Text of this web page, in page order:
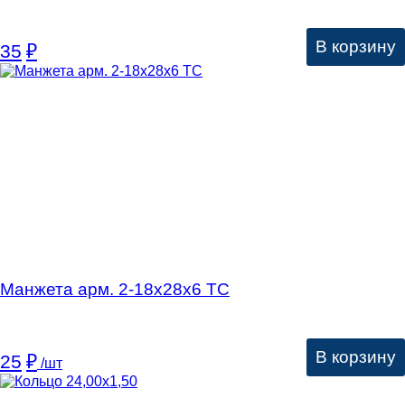
35 ₽ В корзину
Манжета арм. 2-18х28х6 ТС
25 ₽ /шт В корзину